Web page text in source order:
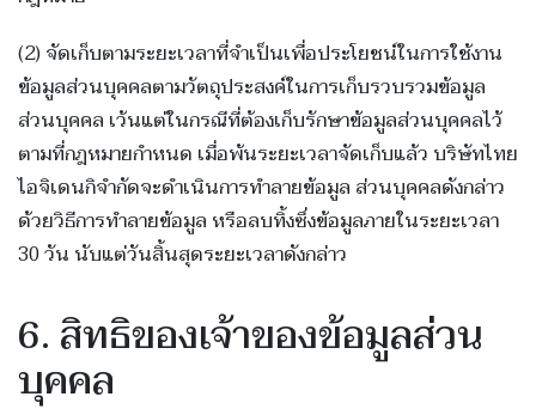
(2) จัดเก็บตามระยะเวลาที่จำเป็นเพื่อประโยชน์ในการใช้งาน
ข้อมูลส่วนบุคคลตามวัตถุประสงค์ในการเก็บรวบรวมข้อมูล
ส่วนบุคคล เว้นแต่ในกรณีที่ต้องเก็บรักษาข้อมูลส่วนบุคคลไว้
ตามที่กฎหมายกำหนด เมื่อพ้นระยะเวลาจัดเก็บแล้ว บริษัทไทย
ไอจิเดนกิจำกัดจะดำเนินการทำลายข้อมูล ส่วนบุคคลดังกล่าว
ด้วยวิธีการทำลายข้อมูล หรือลบทิ้งซึ่งข้อมูลภายในระยะเวลา
30 วัน นับแต่วันสิ้นสุดระยะเวลาดังกล่าว
6. สิทธิของเจ้าของข้อมูลส่วน
บุคคล